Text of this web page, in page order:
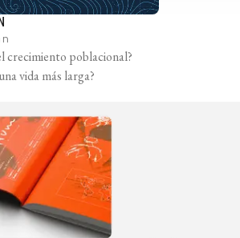
crecimiento poblacional?
vida más larga?